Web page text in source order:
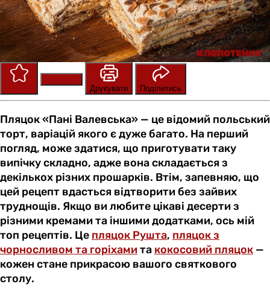
Друкувати
Поділитись
Пляцок «Пані Валевська» — це відомий польський
торт, варіацій якого є дуже багато. На перший
погляд, може здатися, що приготувати таку
випічку складно, адже вона складається з
декількох різних прошарків. Втім, запевняю, що
цей рецепт вдасться відтворити без зайвих
труднощів. Якщо ви любите цікаві десерти з
різними кремами та іншими додатками, ось мій
топ рецептів. Це пляцок Рушта, пляцок з
чорносливом та горіхамита кокосовий пляцок —
кожен стане прикрасою вашого святкового
столу.